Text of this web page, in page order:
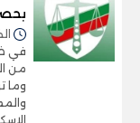
في
من
وما